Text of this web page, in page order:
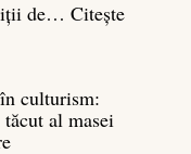
de… Citește
culturism:
al masei